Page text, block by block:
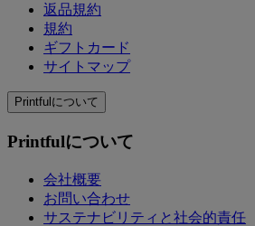
返品規約
規約
ギフトカード
サイトマップ
Printfulについて
Printfulについて
会社概要
お問い合わせ
サステナビリティと社会的責任